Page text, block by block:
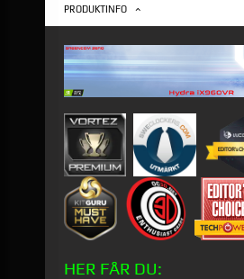
PRODUKTINFO
HER FÅR DU: